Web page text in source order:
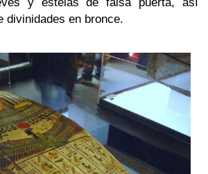
divinidades en bronce.